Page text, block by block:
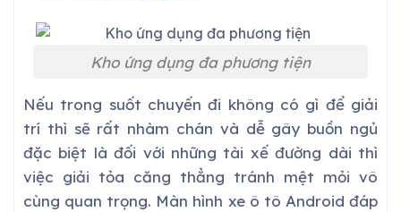
Kho ứng dụng đa phương tiện
Nếu trong suốt chuyến đi không có gì để giải
trí thì sẽ rất nhàm chán và dễ gây buồn ngủ
đặc biệt là đối với những tài xế đường dài thì
việc giải tỏa căng thẳng tránh mệt mỏi vô
cùng quan trọng. Màn hình xe ô tô Android đáp